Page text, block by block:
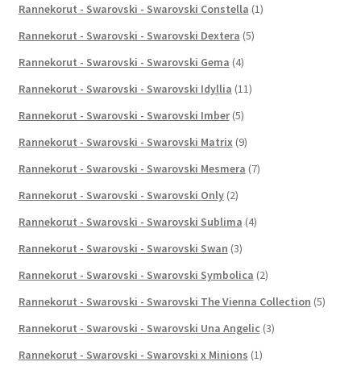
Rannekorut - Swarovski - Swarovski Constella (1)
Rannekorut - Swarovski - Swarovski Dextera (5)
Rannekorut - Swarovski - Swarovski Gema (4)
Rannekorut - Swarovski - Swarovski Idyllia (11)
Rannekorut - Swarovski - Swarovski Imber (5)
Rannekorut - Swarovski - Swarovski Matrix (9)
Rannekorut - Swarovski - Swarovski Mesmera (7)
Rannekorut - Swarovski - Swarovski Only (2)
Rannekorut - Swarovski - Swarovski Sublima (4)
Rannekorut - Swarovski - Swarovski Swan (3)
Rannekorut - Swarovski - Swarovski Symbolica (2)
Rannekorut - Swarovski - Swarovski The Vienna Collection (5)
Rannekorut - Swarovski - Swarovski Una Angelic (3)
Rannekorut - Swarovski - Swarovski x Minions (1)